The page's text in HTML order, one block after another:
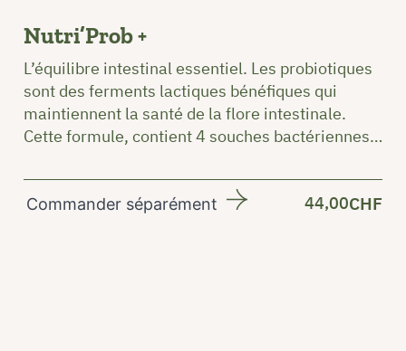
Nutri’Prob +
L’équilibre intestinal essentiel. Les probiotiques
sont des ferments lactiques bénéfiques qui
maintiennent la santé de la flore intestinale.
Cette formule, contient 4 souches bactériennes
Commander séparément 44,00CHF